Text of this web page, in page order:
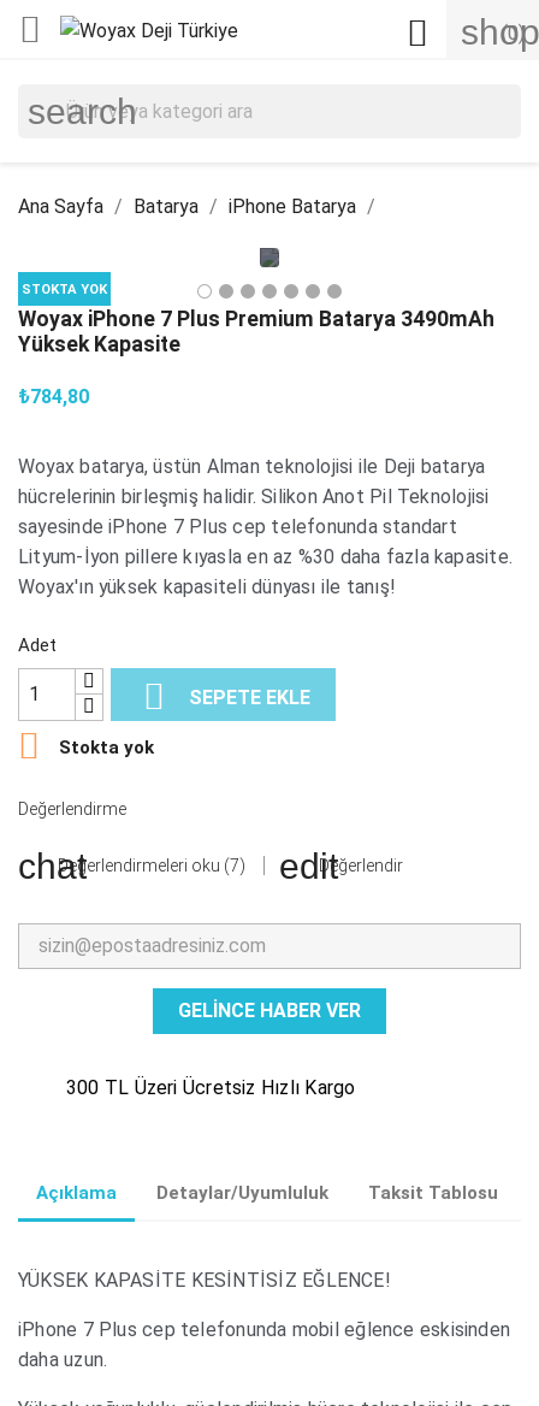
 (0)

search
Ana Sayfa Batarya iPhone Batarya
STOKTA YOK
Woyax iPhone 7 Plus Premium Batarya 3490mAh
Yüksek Kapasite
₺784,80
Woyax batarya, üstün Alman teknolojisi ile Deji batarya
hücrelerinin birleşmiş halidir. Silikon Anot Pil Teknolojisi
sayesinde iPhone 7 Plus cep telefonunda standart
Lityum-İyon pillere kıyasla en az %30 daha fazla kapasite.
Woyax'ın yüksek kapasiteli dünyası ile tanış!
Adet
 SEPETE EKLE
 Stokta yok
Değerlendirme
Değerlendirmeleri oku (7) Değerlendir
GELINCE HABER VER
300 TL Üzeri Ücretsiz Hızlı Kargo
Açıklama Detaylar/Uyumluluk Taksit Tablosu
YÜKSEK KAPASİTE KESİNTİSİZ EĞLENCE!
iPhone 7 Plus cep telefonunda mobil eğlence eskisinden
daha uzun.